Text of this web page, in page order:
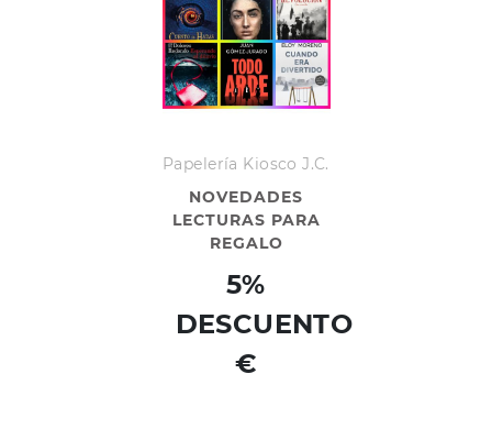
Papelería Kiosco J.C.
NOVEDADES
LECTURAS PARA
REGALO
5%
DESCUENTO
€